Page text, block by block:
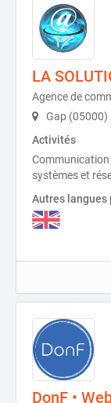
LA
Agence de
Gap (05000)
Activités
systèmes et
Autres langues
DonF •